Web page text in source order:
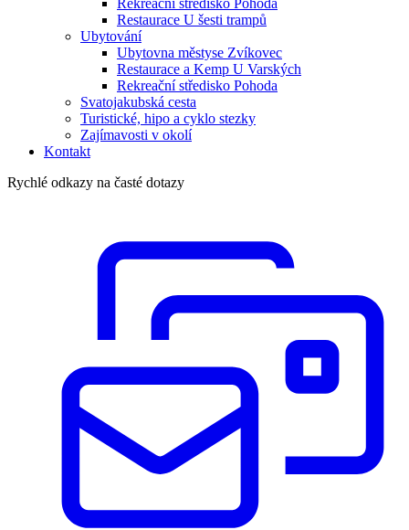
Rekreační středisko Pohoda
Restaurace U šesti trampů
Ubytování
Ubytovna městyse Zvíkovec
Restaurace a Kemp U Varských
Rekreační středisko Pohoda
Svatojakubská cesta
Turistické, hipo a cyklo stezky
Zajímavosti v okolí
Kontakt
Rychlé odkazy na časté dotazy